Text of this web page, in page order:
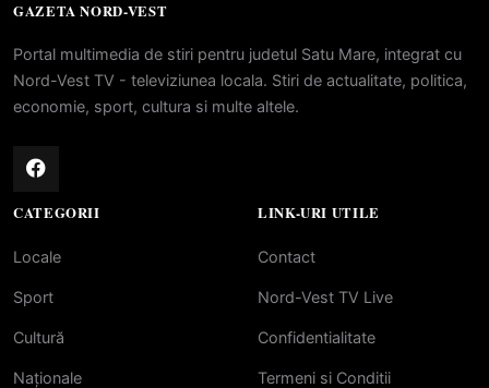
GAZETA NORD-VEST
Portal multimedia de stiri pentru judetul Satu Mare, integrat cu
Nord-Vest TV - televiziunea locala. Stiri de actualitate, politica,
economie, sport, cultura si multe altele.
CATEGORII
Locale
Sport
Cultură
Naționale
LINK-URI UTILE
Contact
Nord-Vest TV Live
Confidentialitate
Termeni si Conditii